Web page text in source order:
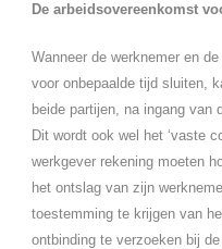
De arbeidsovereenkomst
Wanneer de werknemer en
voor onbepaalde tijd sluiten,
beide partijen, na ingang van
Dit wordt ook wel het ‘vaste
werkgever rekening moeten
het ontslag van zijn
toestemming te krijgen van
ontbinding te verzoeken bij de